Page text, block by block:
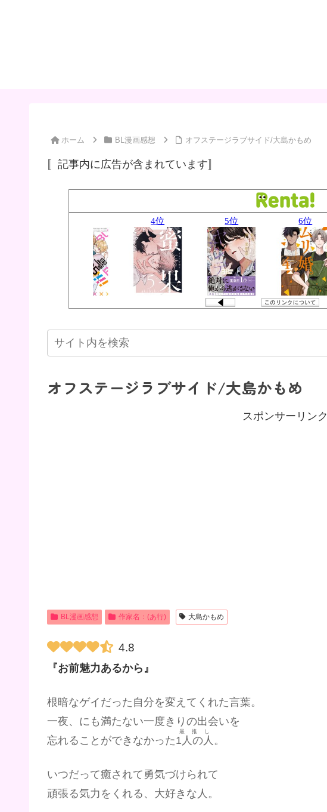
ホーム BL漫画感想 オフステージラブサイド/大島かもめ
〚記事内に広告が含まれています〛
オフステージラブサイド/大島かもめ
スポンサーリンク
BL漫画感想 作家名：(あ行) 大島かもめ
4.8
『お前魅力あるから』
根暗なゲイだった自分を変えてくれた言葉。
一夜、にも満たない一度きりの出会いを
忘れることができなかった1人の人
最推し
。
いつだって癒されて勇気づけられて
頑張る気力をくれる、大好きな人。